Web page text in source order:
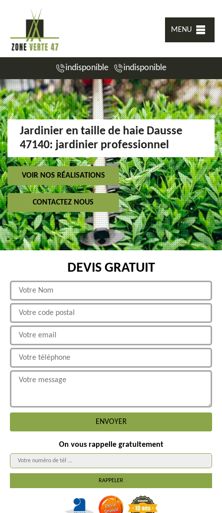
MENU
indisponible indisponible
Jardinier en taille de haie Dausse
47140: jardinier professionnel
VOIR NOS RÉALISATIONS
CONTACTEZ NOUS
DEVIS GRATUIT
On vous rappelle gratuitement